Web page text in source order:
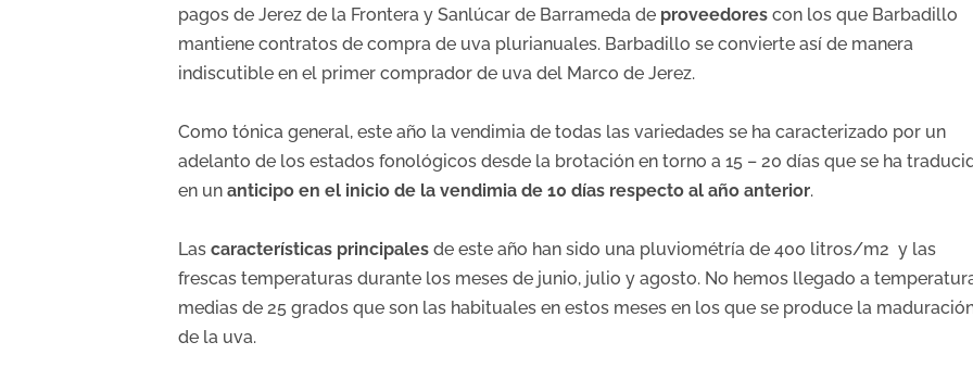
pagos de Jerez de la Frontera y Sanlúcar de Barrameda de proveedores con los que Barbadillo
mantiene contratos de compra de uva plurianuales. Barbadillo se convierte así de manera
indiscutible en el primer comprador de uva del Marco de Jerez.
Como tónica general, este año la vendimia de todas las variedades se ha caracterizado por un
adelanto de los estados fonológicos desde la brotación en torno a 15 – 20 días que se ha
en unanticipo en el inicio de la vendimia de 10 días respecto al año anterior.
Lascaracterísticas principales de este año han sido una pluviométría de 400 litros/m2 y las
frescas temperaturas durante los meses de junio, julio y agosto. No hemos llegado a
medias de 25 grados que son las habituales en estos meses en los que se produce la
de la uva.